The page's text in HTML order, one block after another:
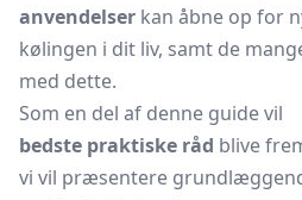
anvendelser kan åbne op for
kølingen i dit liv, samt de
med dette.
Som en del af denne guide vil
bedste praktiske råd blive
vi vil præsentere